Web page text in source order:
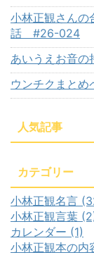
小林正観さんの
話 #26-024
あいうえお音
ウンチクまとめ
人気記事
カテゴリー
小林正観名言
小林正観言葉
カレンダー (1)
小林正観本の内